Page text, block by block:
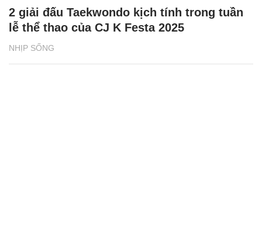
NHỊP SỐNG
2 giải đấu Taekwondo kịch tính trong tuần
lễ thể thao của CJ K Festa 2025